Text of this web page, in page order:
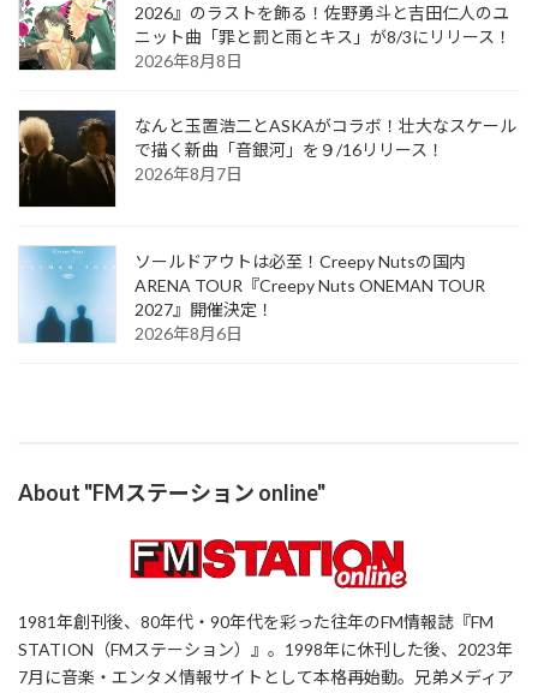
2026』のラストを飾る！佐野勇斗と吉田仁人のユ
ニット曲「罪と罰と雨とキス」が8/3にリリース！
2026年8月8日
なんと玉置浩二とASKAがコラボ！壮大なスケール
で描く新曲「音銀河」を９/16リリース！
2026年8月7日
ソールドアウトは必至！Creepy Nutsの国内
ARENA TOUR『Creepy Nuts ONEMAN TOUR
2027』開催決定！
2026年8月6日
About "FMステーション online"
1981年創刊後、80年代・90年代を彩った往年のFM情報誌『FM
STATION（FMステーション）』。1998年に休刊した後、2023年
7月に音楽・エンタメ情報サイトとして本格再始動。兄弟メディア